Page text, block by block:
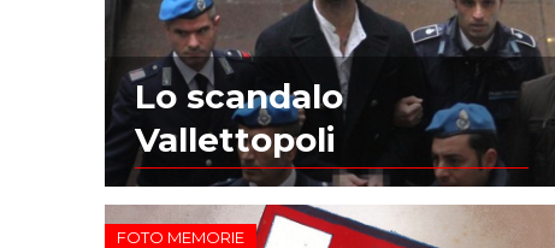
Lo scandalo
Vallettopoli
FOTO MEMORIE